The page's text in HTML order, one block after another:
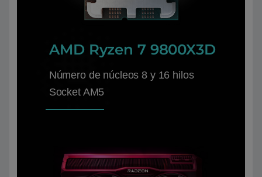
AMD Ryzen 7 9800X3D
Número de núcleos 8 y 16 hilos
Socket AM5